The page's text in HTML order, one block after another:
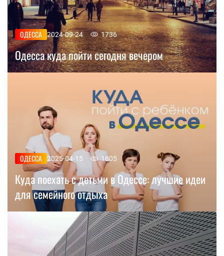
ОДЕССА 2024-09-24 1736
Одесса куда пойти сегодня вечером
ОДЕССА 2025-04-15 1605
Куда поехать с детьми в Одессе: лучшие идеи
для семейного отдыха